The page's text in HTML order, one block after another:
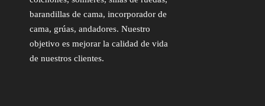
barandillas de cama, incorporador de
cama, grúas, andadores. Nuestro
objetivo es mejorar la calidad de vida
de nuestros clientes.